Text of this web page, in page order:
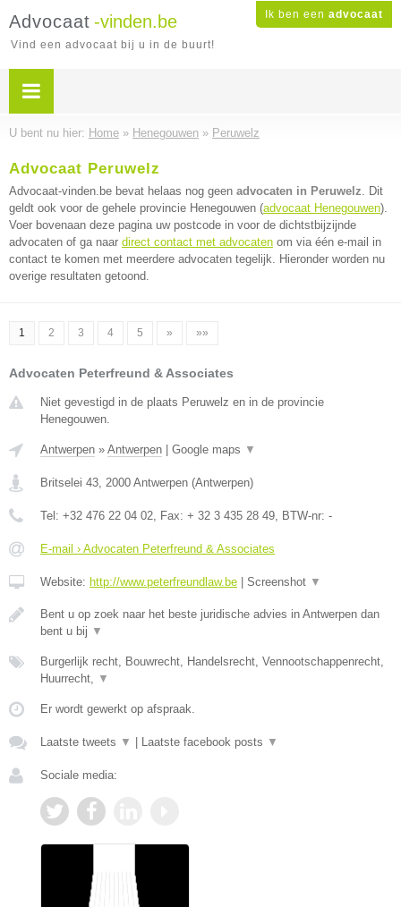
Ik ben een advocaat
Advocaat -vinden.be
Vind een advocaat bij u in de buurt!
U bent nu hier: Home » Henegouwen » Peruwelz
Advocaat Peruwelz
Advocaat-vinden.be bevat helaas nog geen advocaten in Peruwelz. Dit
geldt ook voor de gehele provincie Henegouwen (advocaat Henegouwen).
Voer bovenaan deze pagina uw postcode in voor de dichtstbijzijnde
advocaten of ga naar direct contact met advocaten om via één e-mail in
contact te komen met meerdere advocaten tegelijk. Hieronder worden nu
overige resultaten getoond.
1 2 3 4 5 » »»
Advocaten Peterfreund & Associates
Niet gevestigd in de plaats Peruwelz en in de provincie
Henegouwen.
Antwerpen » Antwerpen Google maps ▼
Britselei 43, 2000 Antwerpen (Antwerpen)
Tel: +32 476 22 04 02, Fax: + 32 3 435 28 49, BTW-nr: -
E-mail › Advocaten Peterfreund & Associates
Website: http://www.peterfreundlaw.be Screenshot ▼
Bent u op zoek naar het beste juridische advies in Antwerpen dan
bent u bij ▼
Burgerlijk recht, Bouwrecht, Handelsrecht, Vennootschappenrecht,
Huurrecht, ▼
Er wordt gewerkt op afspraak.
Laatste tweets ▼ Laatste facebook posts ▼
Sociale media: